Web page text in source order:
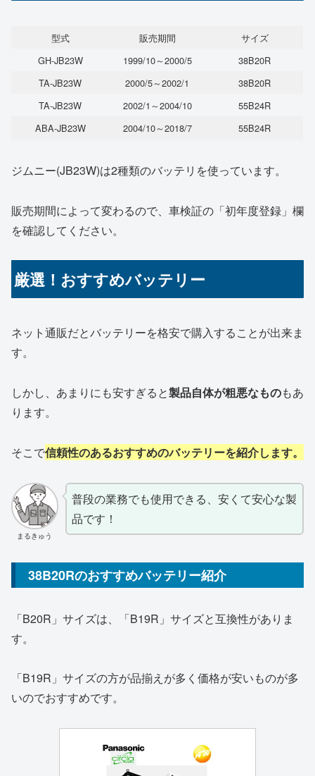
型式 販売期間
サイズ
GH-JB23W
1999/10～2000/5
38B20R
TA-JB23W
2000/5～2002/1
38B20R
TA-JB23W
2002/1～2004/10
55B24R
ABA-JB23W
2004/10～2018/7 55B24R
ジムニー(JB23W)は2種類のバッテリを使っています。
販売期間によって変わるので、車検証の「初年度登録」欄
を確認してください。
厳選！おすすめバッテリー
ネット通販だとバッテリーを格安で購入することが出来ま
す。
しかし、あまりにも安すぎると製品自体が粗悪なものもあ
ります。
そこで信頼性のあるおすすめのバッテリーを紹介します。
まるきゅう
普段の業務でも使用できる、安くて安心な製
品です！
38B20Rのおすすめバッテリー紹介
「B20R」サイズは、「B19R」サイズと互換性がありま
す。
「B19R」サイズの方が品揃えが多く価格が安いものが多
いのでおすすめです。